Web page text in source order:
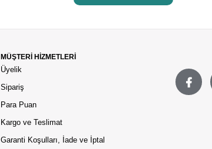
MÜŞTERİ HİZMETLERİ
Üyelik
Sipariş
Para Puan
Kargo ve Teslimat
Garanti Koşulları, İade ve İptal